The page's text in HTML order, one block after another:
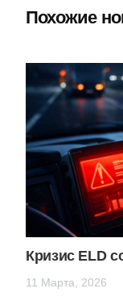
Похожие
Кризис ELD
11 Марта, 2026